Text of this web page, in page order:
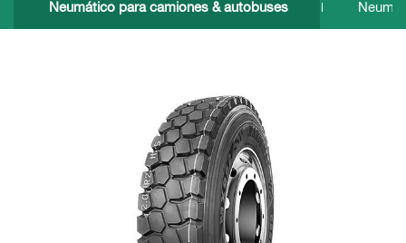
Neumático para camiones & autobuses